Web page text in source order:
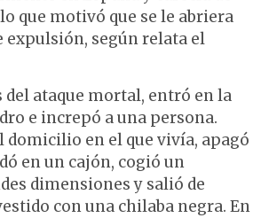
que motivó que se le abriera
expulsión, según relata el
ataque mortal, entró en la
e increpó a una persona.
domicilio en el que vivía, apagó
en un cajón, cogió un
dimensiones y salió de
con una chilaba negra. En